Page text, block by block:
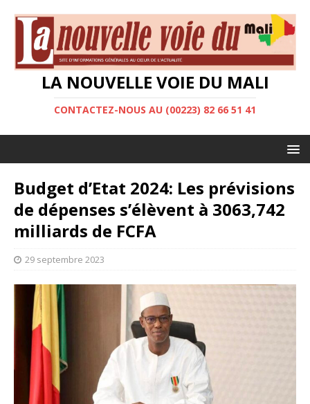
LA NOUVELLE VOIE DU MALI
CONTACTEZ-NOUS AU (00223) 82 66 51 41
Budget d’Etat 2024: Les prévisions
de dépenses s’élèvent à 3063,742
milliards de FCFA
29 septembre 2023